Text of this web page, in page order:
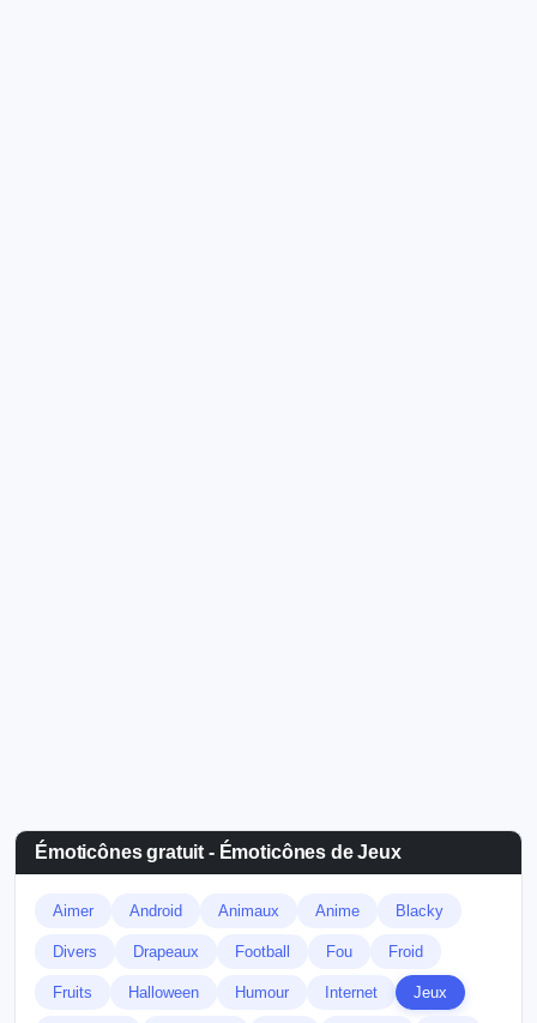
Émoticônes gratuit - Émoticônes de Jeux
Aimer Android Animaux Anime Blacky
Divers Drapeaux Football Fou Froid
Fruits Halloween Humour Internet Jeux